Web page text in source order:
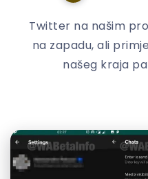
Twitter na našim
na zapadu, ali
našeg kraja pa